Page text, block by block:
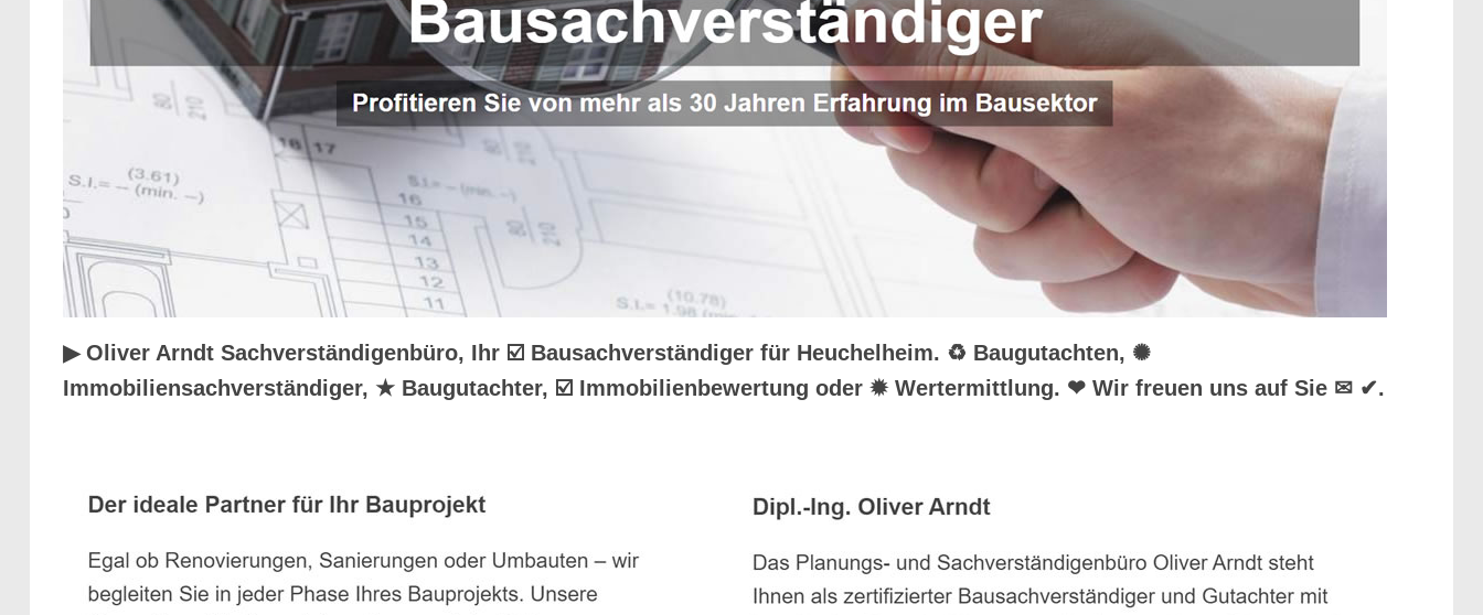
▶︎ Oliver Arndt Sachverständigenbüro, Ihr ☑️ Bausachverständiger für Heuchelheim. ♻ Baugutachten, ✺
Immobiliensachverständiger, ★ Baugutachter, ☑️ Immobilienbewertung oder ✹ Wertermittlung. ❤ Wir freuen uns auf Sie ✉ ✔.